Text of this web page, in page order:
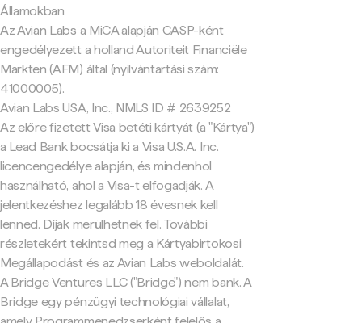
Államokban
Az Avian Labs a MiCA alapján CASP-ként
engedélyezett a holland Autoriteit Financiële
Markten (AFM) által (nyilvántartási szám:
41000005).
Avian Labs USA, Inc., NMLS ID # 2639252
Az előre fizetett Visa betéti kártyát (a "Kártya")
a Lead Bank bocsátja ki a Visa U.S.A. Inc.
licencengedélye alapján, és mindenhol
használható, ahol a Visa-t elfogadják. A
jelentkezéshez legalább 18 évesnek kell
lenned. Díjak merülhetnek fel. További
részletekért tekintsd meg a Kártyabirtokosi
Megállapodást és az Avian Labs weboldalát.
A Bridge Ventures LLC ("Bridge") nem bank. A
Bridge egy pénzügyi technológiai vállalat,